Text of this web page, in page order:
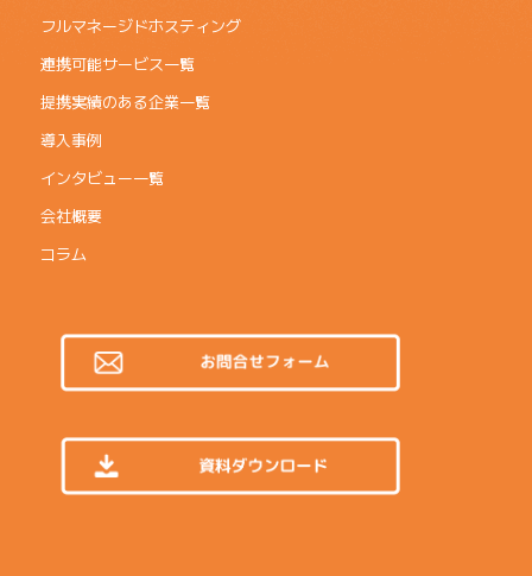
フルマネージドホスティング
連携可能サービス一覧
提携実績のある企業一覧
導入事例
インタビュー一覧
会社概要
コラム